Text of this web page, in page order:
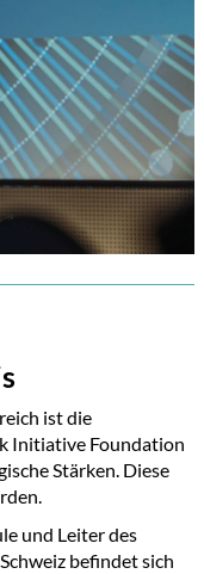
ist die
Initiative Foundation
Stärken. Diese
und Leiter des
befindet sich